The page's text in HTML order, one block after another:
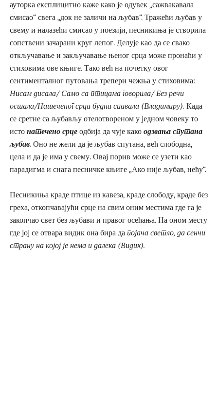
ауторка експлицитно каже како је одувек „сажвакавала
смисао“ свега „док не заличи на љубав“. Тражећи љубав у
свему и налазећи смисао у поезији, песникиња је створила
сопствени зачарани круг лепог. Делује као да се свако
откључавање и закључавање њеног срца може пронаћи у
стиховима ове књиге. Тако већ на почетку овог
сентименталног путовања трепери чежња у стиховима:
Нисам дисала/ Само са птицама говорила/ Без речи
остала/Натеченог срца будна спавала (Владимиру). Када
се сретне са љубављу отелотвореном у једном човеку то
исто натечено срце одбија да чује како одзвања спутана
љубав. Оно не жели да је љубав спутана, већ слободна,
цела и да је има у свему. Овај порив може се узети као
парадигма и снага песничке књиге „Ако није љубав, нећу“.
Песникиња краде птице из кавеза, краде слободу, краде без
греха, откопчавајући срце на свим оним местима где га је
закопчао свет без љубави и правог осећања. На оном месту
где јој се отвара видик она бира да појача светло, да сенчи
страну на којој је нема и далека (Видик).